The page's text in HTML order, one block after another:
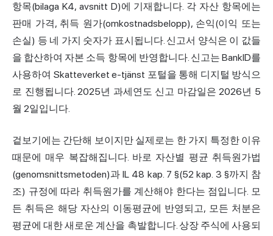
항목(bilaga K4, avsnitt D)에 기재합니다. 각 자산 항목에는
판매 가격, 취득 원가(omkostnadsbelopp), 손익(이익 또는
손실) 등 네 가지 숫자가 표시됩니다. 신고서 양식은 이 값들
을 합산하여 자본 소득 항목에 반영합니다. 신고는 BankID를
사용하여 Skatteverket e-tjänst 포털을 통해 디지털 방식으
로 진행됩니다. 2025년 과세연도 신고 마감일은 2026년 5
월 2일입니다.
겉보기에는 간단해 보이지만 실제로는 한 가지 특정한 이유
때문에 매우 복잡해집니다. 바로 자산별 평균 취득원가법
(genomsnittsmetoden)과 IL 48 kap. 7 §(52 kap. 3 §까지 참
조) 규정에 따라 취득원가를 계산해야 한다는 점입니다. 모
든 취득은 해당 자산의 이동평균에 반영되고, 모든 처분은
평균에 대한 새로운 계산을 촉발합니다. 상장 주식에 사용되